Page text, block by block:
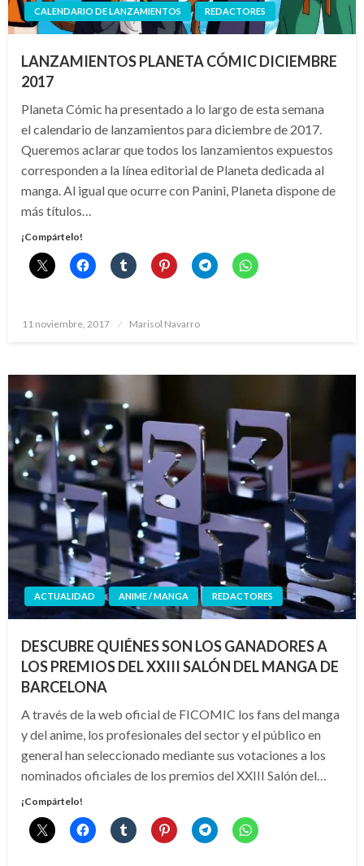
CALENDARIO DE LANZAMIENTOS
REDACTORES
LANZAMIENTOS PLANETA CÓMIC DICIEMBRE
2017
Planeta Cómic ha presentado a lo largo de esta semana
el calendario de lanzamientos para diciembre de 2017.
Queremos aclarar que todos los lanzamientos expuestos
corresponden a la línea editorial de Planeta dedicada al
manga. Al igual que ocurre con Panini, Planeta dispone de
más títulos…
¡Compártelo!
Publicado
11 noviembre, 2017 Marisol Navarro
ACTUALIDAD ANIME / MANGA REDACTORES
DESCUBRE QUIÉNES SON LOS GANADORES A
LOS PREMIOS DEL XXIII SALÓN DEL MANGA DE
BARCELONA
A través de la web oficial de FICOMIC los fans del manga
y del anime, los profesionales del sector y el público en
general han seleccionado mediante sus votaciones a los
nominados oficiales de los premios del XXIII Salón del…
¡Compártelo!